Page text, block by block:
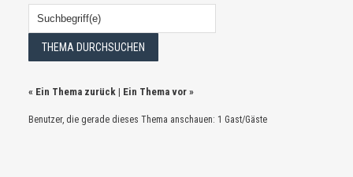
« Ein Thema zurück | Ein Thema vor »
Benutzer, die gerade dieses Thema anschauen: 1 Gast/Gäste